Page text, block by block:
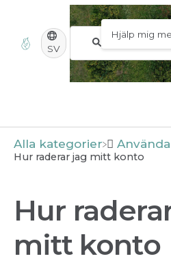
SV
Alla kategorier
Hur raderar jag mitt konto
Hur
mitt konto